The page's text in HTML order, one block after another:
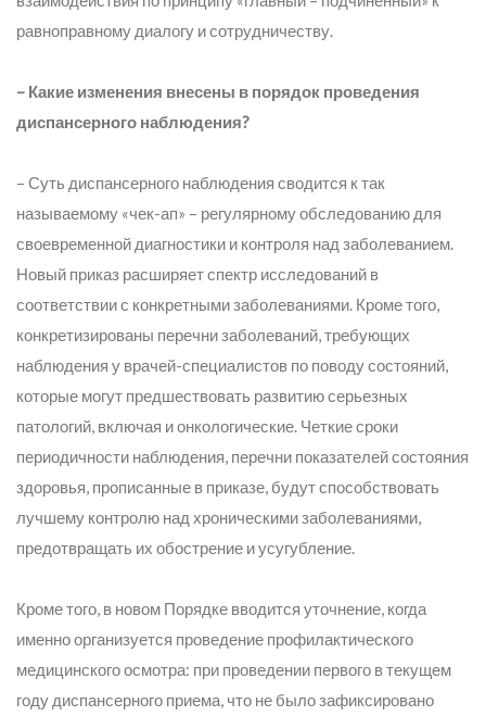
равноправному диалогу и сотрудничеству.
– Какие изменения внесены в порядок проведения
диспансерного наблюдения?
– Суть диспансерного наблюдения сводится к так
называемому «чек-ап» – регулярному обследованию для
своевременной диагностики и контроля над заболеванием.
Новый приказ расширяет спектр исследований в
соответствии с конкретными заболеваниями. Кроме того,
конкретизированы перечни заболеваний, требующих
наблюдения у врачей-специалистов по поводу состояний,
которые могут предшествовать развитию серьезных
патологий, включая и онкологические. Четкие сроки
периодичности наблюдения, перечни показателей состояния
здоровья, прописанные в приказе, будут способствовать
лучшему контролю над хроническими заболеваниями,
предотвращать их обострение и усугубление.
Кроме того, в новом Порядке вводится уточнение, когда
именно организуется проведение профилактического
медицинского осмотра: при проведении первого в текущем
году диспансерного приема, что не было зафиксировано